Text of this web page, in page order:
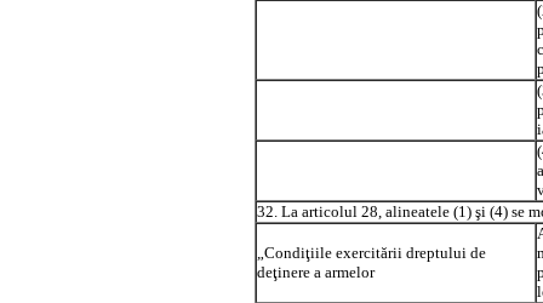
32. La articolul 28, alineatele (1) şi (4) se
„Condiţiile exercitării dreptului de
deţinere a armelor